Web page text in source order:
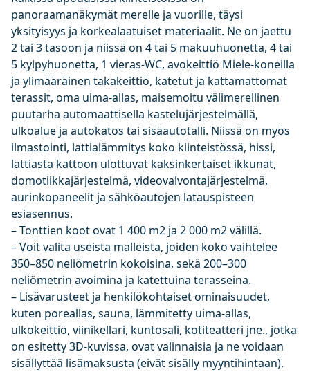
panoraamanäkymät merelle ja vuorille, täysi
yksityisyys ja korkealaatuiset materiaalit. Ne on jaettu
2 tai 3 tasoon ja niissä on 4 tai 5 makuuhuonetta, 4 tai
5 kylpyhuonetta, 1 vieras-WC, avokeittiö Miele-koneilla
ja ylimääräinen takakeittiö, katetut ja kattamattomat
terassit, oma uima-allas, maisemoitu välimerellinen
puutarha automaattisella kastelujärjestelmällä,
ulkoalue ja autokatos tai sisäautotalli. Niissä on myös
ilmastointi, lattialämmitys koko kiinteistössä, hissi,
lattiasta kattoon ulottuvat kaksinkertaiset ikkunat,
domotiikkajärjestelmä, videovalvontajärjestelmä,
aurinkopaneelit ja sähköautojen latauspisteen
esiasennus.
– Tonttien koot ovat 1 400 m2 ja 2 000 m2 välillä.
– Voit valita useista malleista, joiden koko vaihtelee
350–850 neliömetrin kokoisina, sekä 200–300
neliömetrin avoimina ja katettuina terasseina.
– Lisävarusteet ja henkilökohtaiset ominaisuudet,
kuten poreallas, sauna, lämmitetty uima-allas,
ulkokeittiö, viinikellari, kuntosali, kotiteatteri jne., jotka
on esitetty 3D-kuvissa, ovat valinnaisia ja ne voidaan
sisällyttää lisämaksusta (eivät sisälly myyntihintaan).